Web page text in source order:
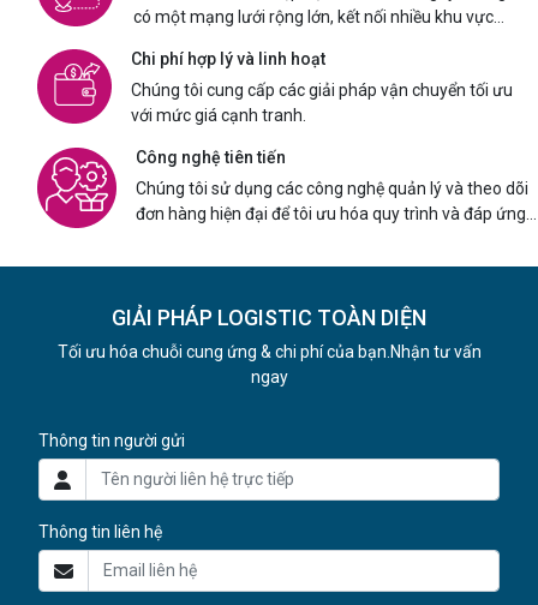
có một mạng lưới rộng lớn, kết nối nhiều khu vực
Chi phí hợp lý và linh hoạt
Chúng tôi cung cấp các giải pháp vận chuyển tối ưu
với mức giá cạnh tranh.
Công nghệ tiên tiến
Chúng tôi sử dụng các công nghệ quản lý và theo dõi
đơn hàng hiện đại để tôi ưu hóa quy trình và đáp ứng
GIẢI PHÁP LOGISTIC TOÀN DIỆN
Tối ưu hóa chuỗi cung ứng & chi phí của bạn.Nhận tư vấn
ngay
Thông tin người gửi
Thông tin liên hệ